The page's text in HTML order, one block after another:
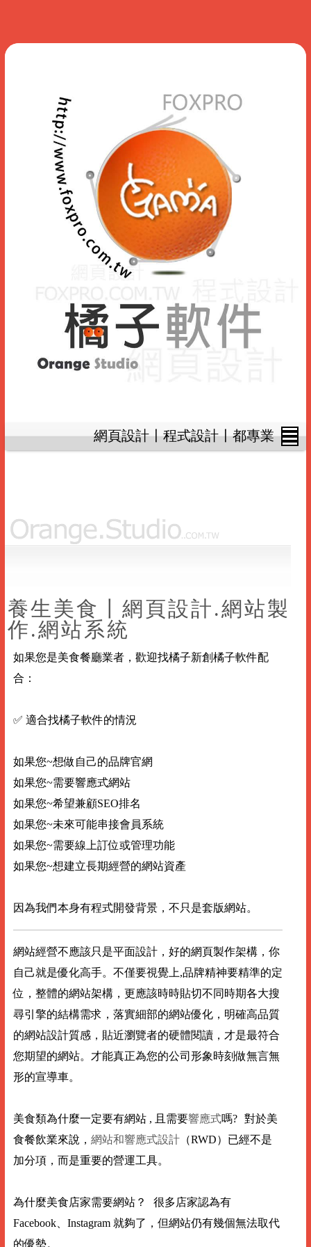
網頁設計〡程式設計〡都專業
養生美食〡網頁設計.網站製
作.網站系統
如果您是美食餐廳業者，歡迎找橘子新創橘子軟件配
合：
✅ 適合找橘子軟件的情況
如果您~想做自己的品牌官網
如果您~需要響應式網站
如果您~希望兼顧SEO排名
如果您~未來可能串接會員系統
如果您~需要線上訂位或管理功能
如果您~想建立長期經營的網站資產
因為我們本身有程式開發背景，不只是套版網站。
網站經營不應該只是平面設計，好的網頁製作架構，你
自己就是優化高手。不僅要視覺上,品牌精神要精準的定
位，整體的網站架構，更應該時時貼切不同時期各大搜
尋引擎的結構需求，落實細部的網站優化，明確高品質
的網站設計質感，貼近瀏覽者的硬體閱讀，才是最符合
您期望的網站。才能真正為您的公司形象時刻做無言無
形的宣導車。
美食類為什麼一定要有網站 , 且需要響應式嗎? 對於美
食餐飲業來說， 網站和響應式設計（RWD）已經不是
加分項，而是重要的營運工具。
為什麼美食店家需要網站？ 很多店家認為有
Facebook、Instagram 就夠了，但網站仍有幾個無法取代
的優勢。